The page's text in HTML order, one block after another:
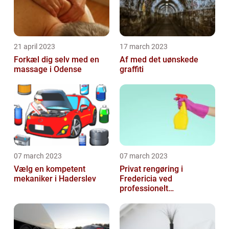
21 april 2023
Forkæl dig selv med en
massage i Odense
17 march 2023
Af med det uønskede
graffiti
07 march 2023
Vælg en kompetent
mekaniker i Haderslev
07 march 2023
Privat rengøring i
Fredericia ved
professionelt